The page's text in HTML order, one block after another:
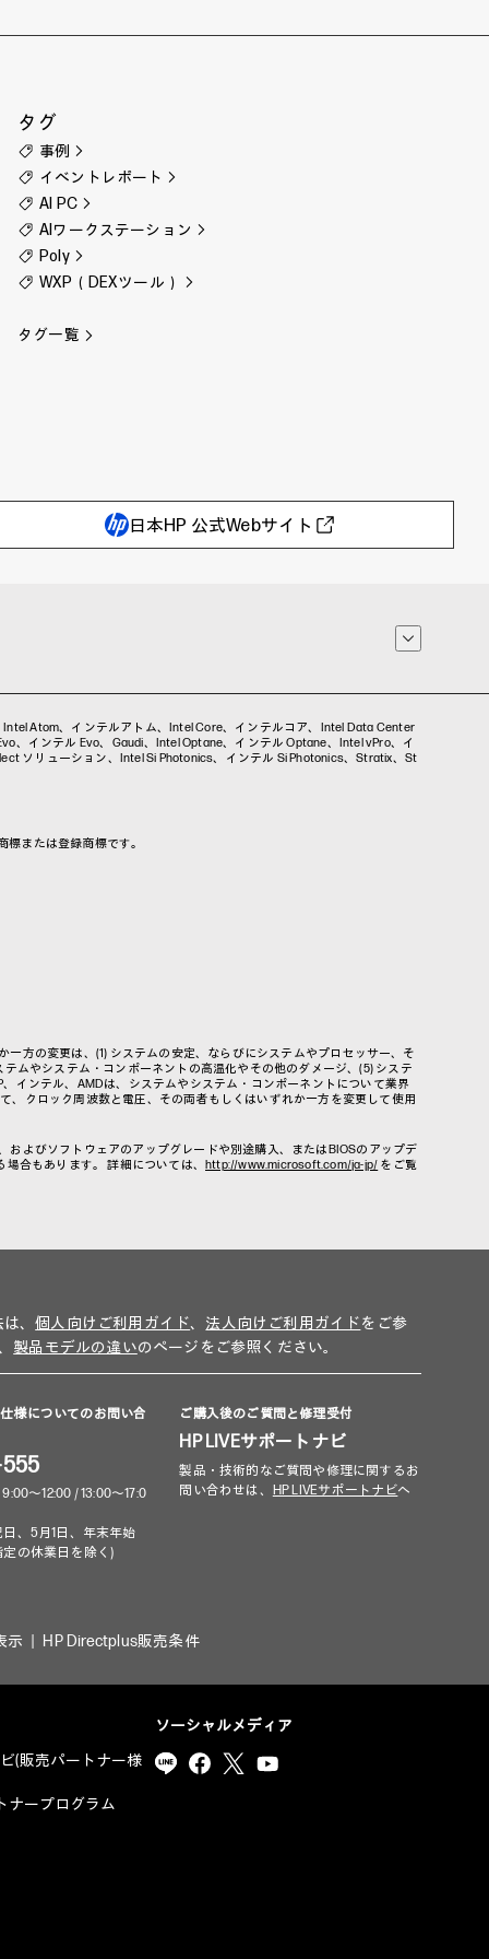
タグ
事例
イベントレポート
AI PC
AIワークステーション
Poly
WXP（DEXツール）
タグ一覧
日本HP 公式Webサイト
Atom、インテルアトム、Intel Core、インテルコア、Intel Data Center
、インテル Evo、Gaudi、Intel Optane、インテル Optane、Intel vPro、イ
ソリューション、Intel Si Photonics、インテル Si Photonics、Stratix、St
または登録商標です。
方の変更は、(1) システムの安定、ならびにシステムやプロセッサー、そ
ムやシステム・コンポーネントの高温化やその他のダメージ、(5) システ
インテル、AMDは、システムやシステム・コンポーネントについて業界
、クロック周波数と電圧、その両者もしくはいずれか一方を変更して使用
よびソフトウェアのアップグレードや別途購入、またはBIOSのアップデ
場合もあります。 詳細については、http://www.microsoft.com/ja-jp/ をご覧
は、個人向けご利用ガイド、 法人向けご利用ガイドをご参
製品モデルの違いのページをご参照ください。
様についてのお問い合
～12:00 / 13:00～17:0
、5月1日、年末年始
定の休業日を除く)
ご購入後のご質問と修理受付
HP LIVEサポートナビ
製品・技術的なご質問や修理に関するお
問い合わせは、 HP LIVEサポートナビへ
示 HP Directplus販売条件
(販売パートナー様
ナープログラム
ソーシャルメディア